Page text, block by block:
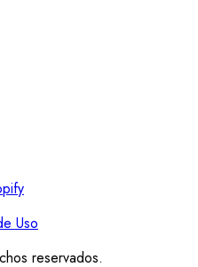
Uso
reservados.